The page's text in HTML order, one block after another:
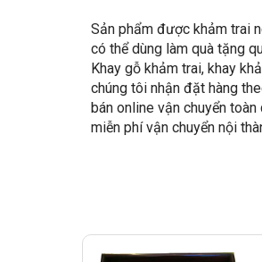
Sản phẩm được khảm trai
có thể dùng làm quà tặng
Khay gỗ khảm trai, khay
chúng tôi nhận đặt hàng
bán online vận chuyển toàn
miễn phí vận chuyển nội